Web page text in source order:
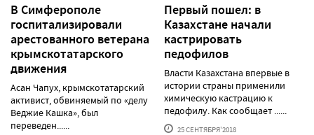
В Симферополе
госпитализировали
арестованного ветерана
крымскотатарского
движения
Асан Чапух, крымскотатарский
активист, обвиняемый по «делу
Веджие Кашка», был
переведен......
Первый пошел: в
Казахстане начали
кастрировать
педофилов
Власти Казахстана впервые в
истории страны применили
химическую кастрацию к
педофилу. Как сообщает ......
25 СЕНТЯБРЯ'2018